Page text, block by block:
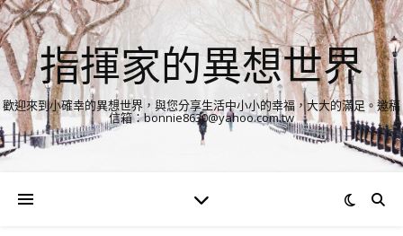
指揮家的異想世界
歡迎來到小確幸的異想世界，與您分享生活中小小的幸福，大大的滿足。邀稿
信箱：bonnie8630@yahoo.com.tw